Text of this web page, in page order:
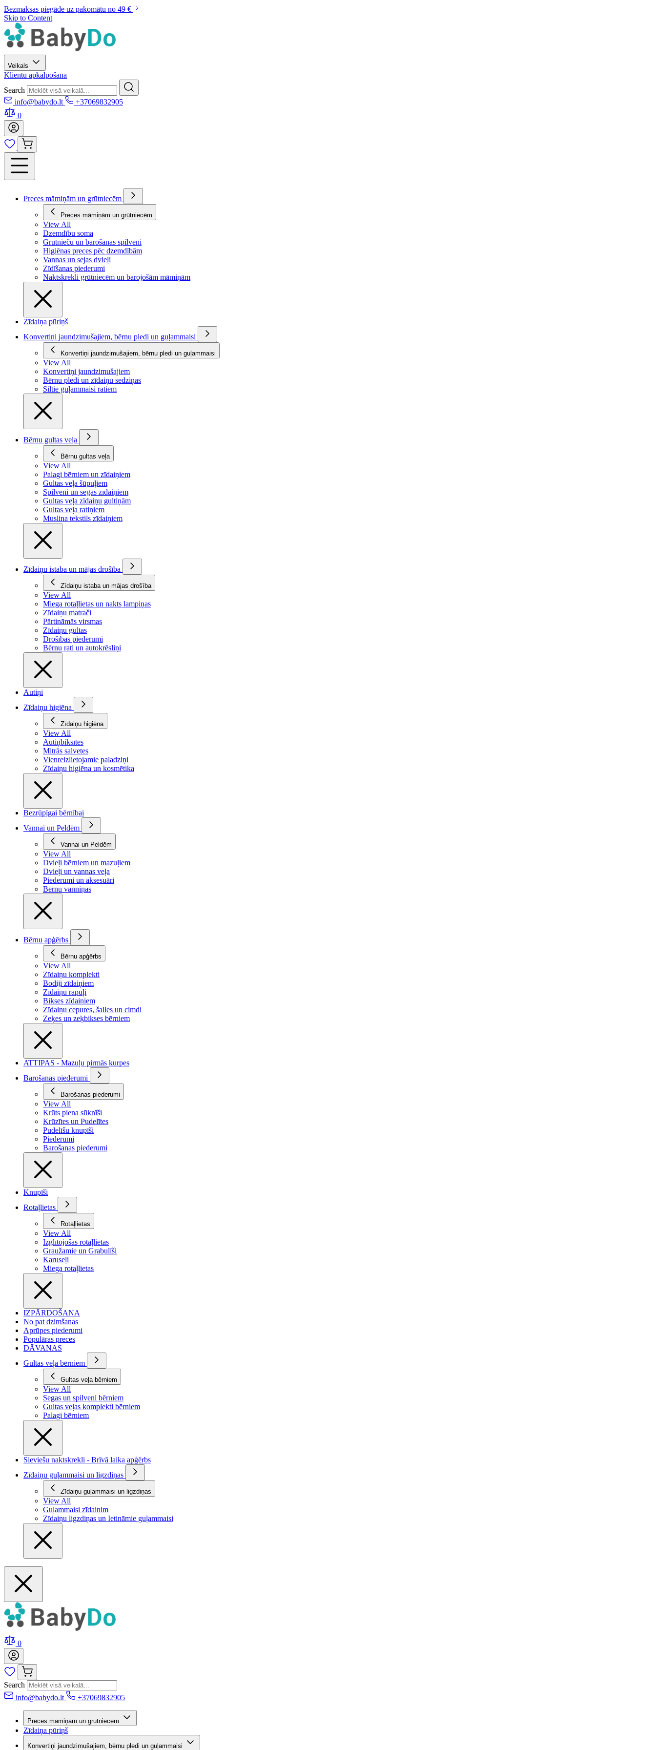
Bezmaksas piegāde uz pakomātu no 49 €
Skip to Content
Veikals
Klientu apkalpošana
Search
info@babydo.lt
+37069832905
0
Preces māmiņām un grūtniecēm
Preces māmiņām un grūtniecēm
View All
Dzemdību soma
Grūtnieču un barošanas spilveni
Higiēnas preces pēc dzemdībām
Vannas un sejas dvieļi
Zīdīšanas piederumi
Naktskrekli grūtniecēm un barojošām māmiņām
Zīdaiņa pūriņš
Konvertiņi jaundzimušajiem, bērnu pledi un guļammaisi
Konvertiņi jaundzimušajiem, bērnu pledi un guļammaisi
View All
Konvertiņi jaundzimušajiem
Bērnu pledi un zīdaiņu sedziņas
Siltie guļammaisi ratiem
Bērnu gultas veļa
Bērnu gultas veļa
View All
Palagi bērniem un zīdaiņiem
Gultas veļa šūpuļiem
Spilveni un segas zīdaiņiem
Gultas veļa zīdaiņu gultiņām
Gultas veļa ratiņiem
Muslina tekstils zīdaiņiem
Zīdaiņu istaba un mājas drošība
Zīdaiņu istaba un mājas drošība
View All
Miega rotaļlietas un nakts lampiņas
Zīdaiņu matrači
Pārtināmās virsmas
Zīdaiņu gultas
Drošības piederumi
Bērnu rati un autokrēsliņi
Autiņi
Zīdaiņu higiēna
Zīdaiņu higiēna
View All
Autiņbiksītes
Mitrās salvetes
Vienreizlietojamie paladziņi
Zīdaiņu higiēna un kosmētika
Bezrūpīgai bērnībai
Vannai un Peldēm
Vannai un Peldēm
View All
Dvieļi bērniem un mazuļiem
Dvieļi un vannas veļa
Piederumi un aksesuāri
Bērnu vanniņas
Bērnu apģērbs
Bērnu apģērbs
View All
Zīdaiņu komplekti
Bodiji zīdaiņiem
Zīdaiņu rāpuļi
Bikses zīdaiņiem
Zīdaiņu cepures, šalles un cimdi
Zeķes un zeķbikses bērniem
ATTIPAS - Mazuļu pirmās kurpes
Barošanas piederumi
Barošanas piederumi
View All
Krūts piena sūknīši
Krūzītes un Pudelītes
Pudelīšu knupīši
Piederumi
Barošanas piederumi
Knupīši
Rotaļlietas
Rotaļlietas
View All
Izglītojošas rotaļlietas
Graužamie un Grabulīši
Karuseļi
Miega rotaļlietas
IZPĀRDOŠANA
No pat dzimšanas
Aprūpes piederumi
Populāras preces
DĀVANAS
Gultas veļa bērniem
Gultas veļa bērniem
View All
Segas un spilveni bērniem
Gultas veļas komplekti bērniem
Palagi bērniem
Sieviešu naktskrekli - Brīvā laika apģērbs
Zīdaiņu guļammaisi un ligzdiņas
Zīdaiņu guļammaisi un ligzdiņas
View All
Guļammaisi zīdainim
Zīdaiņu ligzdiņas un Ietināmie guļammaisi
0
Search
info@babydo.lt
+37069832905
Preces māmiņām un grūtniecēm
Zīdaiņa pūriņš
Konvertiņi jaundzimušajiem, bērnu pledi un guļammaisi